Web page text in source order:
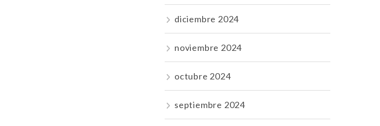
diciembre 2024
noviembre 2024
octubre 2024
septiembre 2024